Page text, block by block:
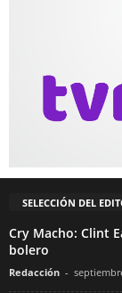
SELECCIÓN DEL
Cry Macho: Clint
bolero
Redacción -